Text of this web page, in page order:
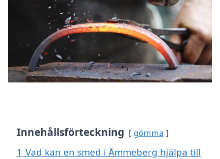
Innehållsförteckning gömma
1 Vad kan en smed i Åmmeberg hjälpa till